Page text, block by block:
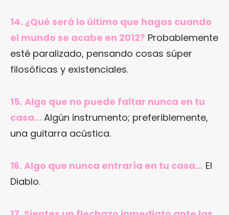
14. ¿Qué será lo último que hagas cuando
el mundo se acabe en 2012? Probablemente
esté paralizado, pensando cosas súper
filosóficas y existenciales.
15. Algo que no puede faltar nunca en tu
casa… Algún instrumento; preferiblemente,
una guitarra acústica.
16. Algo que nunca entraría en tu casa… El
Diablo.